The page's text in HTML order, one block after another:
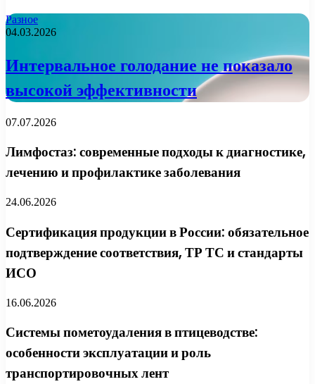
Разное
04.03.2026
Интервальное голодание не показало
высокой эффективности
07.07.2026
Лимфостаз: современные подходы к диагностике,
лечению и профилактике заболевания
24.06.2026
Сертификация продукции в России: обязательное
подтверждение соответствия, ТР ТС и стандарты
ИСО
16.06.2026
Системы пометоудаления в птицеводстве:
особенности эксплуатации и роль
транспортировочных лент